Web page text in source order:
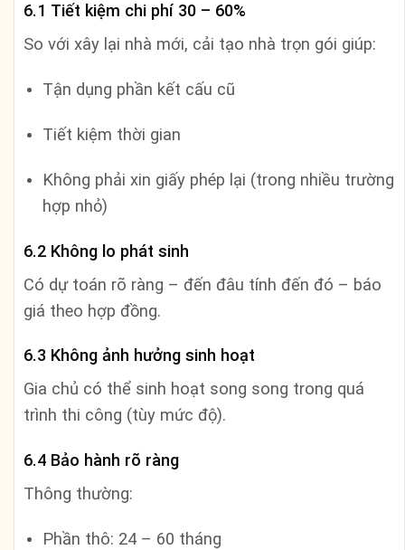
6.1 Tiết kiệm chi phí 30 – 60%
So với xây lại nhà mới, cải tạo nhà trọn gói giúp:
Tận dụng phần kết cấu cũ
Tiết kiệm thời gian
Không phải xin giấy phép lại (trong nhiều trường
hợp nhỏ)
6.2 Không lo phát sinh
Có dự toán rõ ràng – đến đâu tính đến đó – báo
giá theo hợp đồng.
6.3 Không ảnh hưởng sinh hoạt
Gia chủ có thể sinh hoạt song song trong quá
trình thi công (tùy mức độ).
6.4 Bảo hành rõ ràng
Thông thường:
Phần thô: 24 – 60 tháng